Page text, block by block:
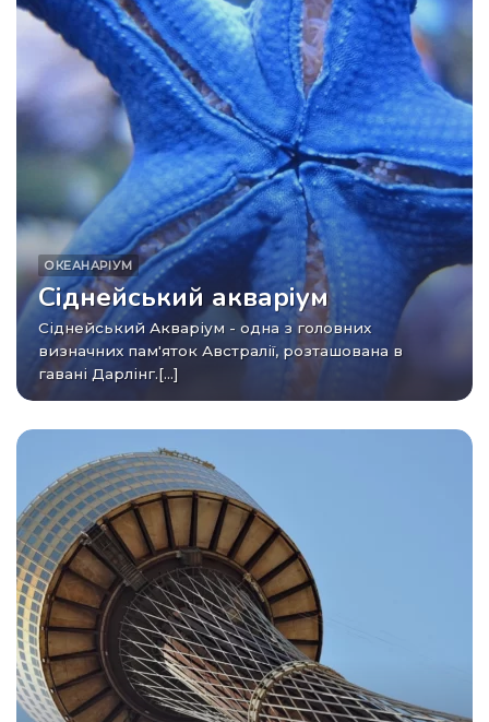
ОКЕАНАРІУМ
Сіднейський акваріум
Сіднейський Акваріум - одна з головних
визначних пам'яток Австралії, розташована в
гавані Дарлінг.[...]